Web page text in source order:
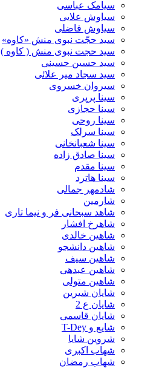
سیامک عباسی
سیاوش علایی
سیاوش فاضلی
سید حجّت نبوی منش «کاوه»
سید حجت نبوی منش ( کاوه )
سید حسین حسینى
سید سجاد میر علائی
سیروان خسروی
سینا پرپری
سینا حجازی
سینا روحی
سینا سرلک
سینا شعبانخانی
سینا صادق زاده
سینا مقدم
سینا هاترد
شادمهر جمالی
شارمین
شاهد سبحانی فر و نیما تاری
شاهرخ افشار
شاهین خالدی
شاهین دانشجو
شاهین سیف
شاهین عبدهی
شاهین متولی
شایان شیرین
شایان ع 2
شایان قاسمی
شایع و T-Dey
شروین شایا
شهاب اکبری
شهاب رمضان